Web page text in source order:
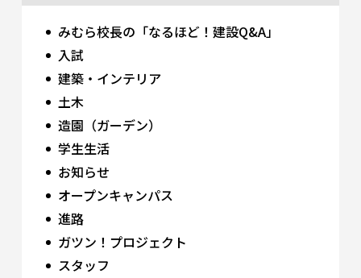
みむら校長の「なるほど！建設Q&A」
入試
建築・インテリア
土木
造園（ガーデン）
学生生活
お知らせ
オープンキャンパス
進路
ガツン！プロジェクト
スタッフ